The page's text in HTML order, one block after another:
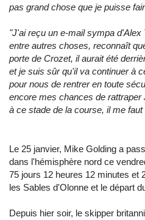
pas grand chose que je puisse
"J'ai reçu un e-mail sympa
entre autres choses, reconnaît
porte de Crozet, il aurait été
et je suis sûr qu'il va continuer à
pour nous de rentrer en toute
encore mes chances de
à ce stade de la course, il me faut
Le 25 janvier, Mike Golding a
dans l'hémisphère nord ce
75 jours 12 heures 12 minutes et
les Sables d'Olonne et le départ
Depuis hier soir, le skipper